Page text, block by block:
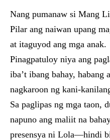
Nang pumanaw si Mang
Pilar ang naiwan upang
at itaguyod ang mga anak.
Pinagpatuloy niya ang
iba’t ibang bahay, habang
nagkaroon ng kani-
Sa paglipas ng mga taon,
napuno ang maliit na
presensya ni Lola—hindi